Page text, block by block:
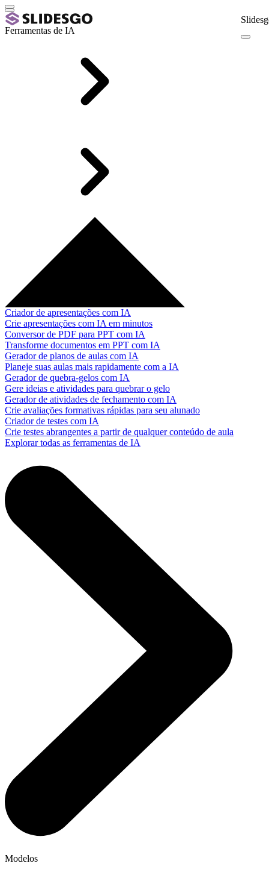
Ferramentas de IA
Criador de apresentações com IA
Crie apresentações com IA em minutos
Conversor de PDF para PPT com IA
Transforme documentos em PPT com IA
Gerador de planos de aulas com IA
Planeje suas aulas mais rapidamente com a IA
Gerador de quebra-gelos com IA
Gere ideias e atividades para quebrar o gelo
Gerador de atividades de fechamento com IA
Crie avaliações formativas rápidas para seu alunado
Criador de testes com IA
Crie testes abrangentes a partir de qualquer conteúdo de aula
Explorar todas as ferramentas de IA
Modelos